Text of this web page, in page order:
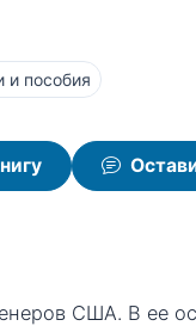
и пособия
США. В ее